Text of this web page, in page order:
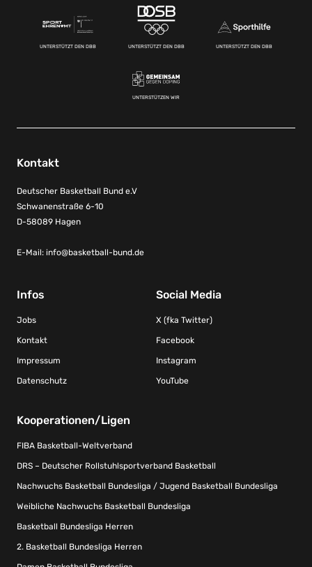
UNTERSTÜTZT DEN DBB UNTERSTÜTZT DEN DBB UNTERSTÜTZT DEN DBB
UNTERSTÜTZEN WIR
Kontakt
Deutscher Basketball Bund e.V
Schwanenstraße 6-10
D-58089 Hagen
E-Mail: info@basketball-bund.de
Infos
Jobs
Kontakt
Impressum
Datenschutz
Social Media
X (fka Twitter)
Facebook
Instagram
YouTube
Kooperationen/Ligen
FIBA Basketball-Weltverband
DRS – Deutscher Rollstuhlsportverband Basketball
Nachwuchs Basketball Bundesliga / Jugend Basketball Bundesliga
Weibliche Nachwuchs Basketball Bundesliga
Basketball Bundesliga Herren
2. Basketball Bundesliga Herren